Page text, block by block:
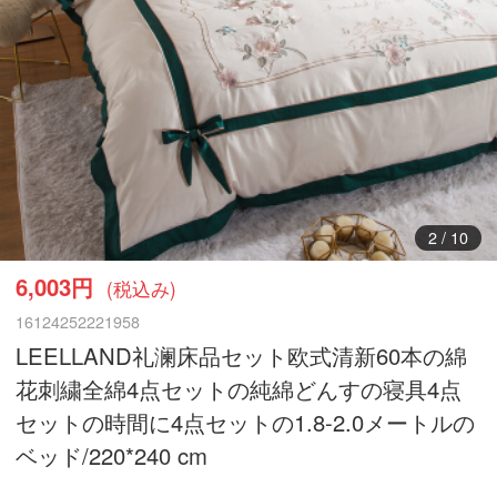
3/ 10
6,003円 (税込み)
16124252221958
LEELLAND礼澜床品セット欧式清新60本の綿
花刺繍全綿4点セットの純綿どんすの寝具4点
セットの時間に4点セットの1.8-2.0メートルの
ベッド/220*240 cm